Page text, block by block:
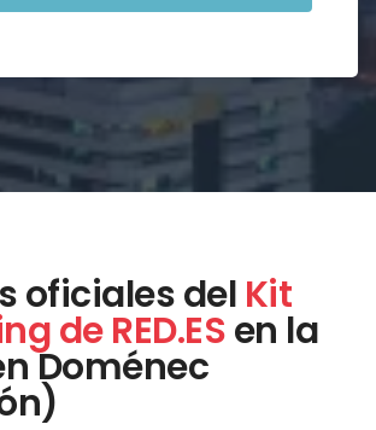
oficiales del Kit
de RED.ESen la
Doménec